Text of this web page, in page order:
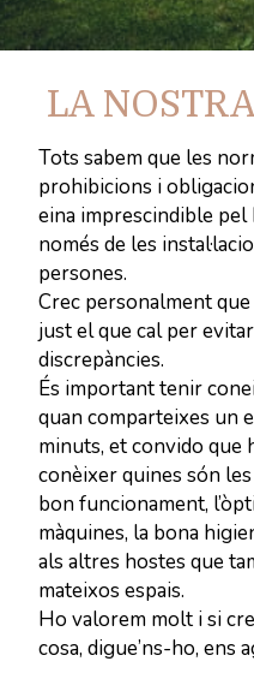
LA
Tots sabem que les
prohibicions i
eina imprescindible
només de les
persones.
Crec personalment
just el que cal per
discrepàncies.
És important tenir
quan comparteixes un
minuts, et convido que
conèixer quines són
bon funcionament,
màquines, la bona
als altres hostes que
mateixos espais.
Ho valorem molt i si
cosa, digue’ns-ho, ens